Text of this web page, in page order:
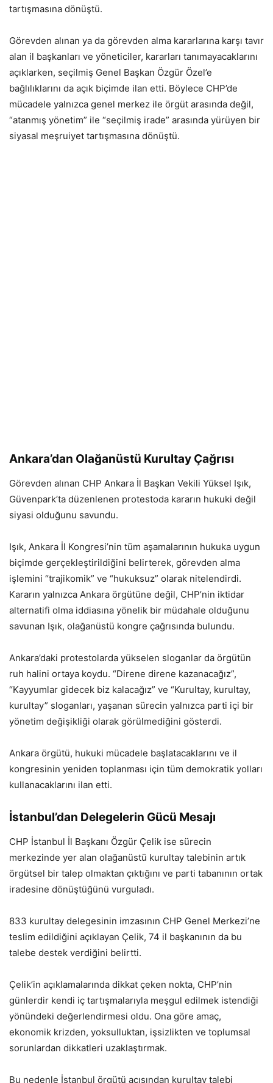
tartışmasına dönüştü.
Görevden alınan ya da görevden alma kararlarına karşı tavır
alan il başkanları ve yöneticiler, kararları tanımayacaklarını
açıklarken, seçilmiş Genel Başkan Özgür Özel’e
bağlılıklarını da açık biçimde ilan etti. Böylece CHP’de
mücadele yalnızca genel merkez ile örgüt arasında değil,
“atanmış yönetim” ile “seçilmiş irade” arasında yürüyen bir
siyasal meşruiyet tartışmasına dönüştü.
Ankara’dan Olağanüstü Kurultay Çağrısı
Görevden alınan CHP Ankara İl Başkan Vekili Yüksel Işık,
Güvenpark’ta düzenlenen protestoda kararın hukuki değil
siyasi olduğunu savundu.
Işık, Ankara İl Kongresi’nin tüm aşamalarının hukuka uygun
biçimde gerçekleştirildiğini belirterek, görevden alma
işlemini “trajikomik” ve “hukuksuz” olarak nitelendirdi.
Kararın yalnızca Ankara örgütüne değil, CHP’nin iktidar
alternatifi olma iddiasına yönelik bir müdahale olduğunu
savunan Işık, olağanüstü kongre çağrısında bulundu.
Ankara’daki protestolarda yükselen sloganlar da örgütün
ruh halini ortaya koydu. “Direne direne kazanacağız”,
“Kayyumlar gidecek biz kalacağız” ve “Kurultay, kurultay,
kurultay” sloganları, yaşanan sürecin yalnızca parti içi bir
yönetim değişikliği olarak görülmediğini gösterdi.
Ankara örgütü, hukuki mücadele başlatacaklarını ve il
kongresinin yeniden toplanması için tüm demokratik yolları
kullanacaklarını ilan etti.
İstanbul’dan Delegelerin Gücü Mesajı
CHP İstanbul İl Başkanı Özgür Çelik ise sürecin
merkezinde yer alan olağanüstü kurultay talebinin artık
örgütsel bir talep olmaktan çıktığını ve parti tabanının ortak
iradesine dönüştüğünü vurguladı.
833 kurultay delegesinin imzasının CHP Genel Merkezi’ne
teslim edildiğini açıklayan Çelik, 74 il başkanının da bu
talebe destek verdiğini belirtti.
Çelik’in açıklamalarında dikkat çeken nokta, CHP’nin
günlerdir kendi iç tartışmalarıyla meşgul edilmek istendiği
yönündeki değerlendirmesi oldu. Ona göre amaç,
ekonomik krizden, yoksulluktan, işsizlikten ve toplumsal
sorunlardan dikkatleri uzaklaştırmak.
Bu nedenle İstanbul örgütü açısından kurultay talebi